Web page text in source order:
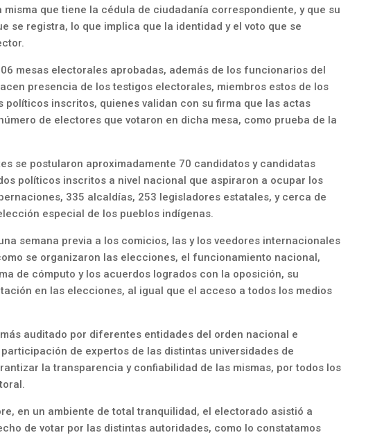
que tiene la cédula de ciudadanía correspondiente, y que su
se registra, lo que implica que la identidad y el voto que se
mesas electorales aprobadas, además de los funcionarios del
presencia de los testigos electorales, miembros estos de los
políticos inscritos, quienes validan con su firma que las actas
de electores que votaron en dicha mesa, como prueba de la
se postularon aproximadamente 70 candidatos y candidatas
políticos inscritos a nivel nacional que aspiraron a ocupar los
335 alcaldías, 253 legisladores estatales, y cerca de
especial de los pueblos indígenas.
semana previa a los comicios, las y los veedores internacionales
se organizaron las elecciones, el funcionamiento nacional,
de cómputo y los acuerdos logrados con la oposición, su
en las elecciones, al igual que el acceso a todos los medios
auditado por diferentes entidades del orden nacional e
de expertos de las distintas universidades de
la transparencia y confiabilidad de las mismas, por todos los
en un ambiente de total tranquilidad, el electorado asistió a
de votar por las distintas autoridades, como lo constatamos